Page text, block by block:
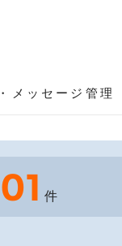
メッセージ管理
件